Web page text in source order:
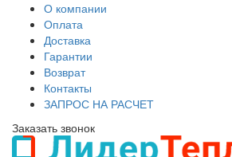
О компании
Оплата
Доставка
Гарантии
Возврат
Контакты
ЗАПРОС НА РАСЧЕТ
Заказать звонок